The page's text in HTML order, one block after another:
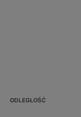
ODLEGŁOŚĆ